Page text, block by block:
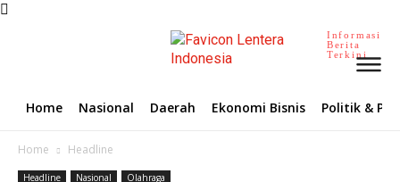
Informasi
Berita
Terkini
Home Nasional Daerah Ekonomi Bisnis Politik &
Home Headline
Headline Nasional Olahraga